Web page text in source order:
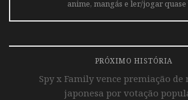
anime, mangás e ler/jogar quase
PRÓXIMO HISTÓRIA
Spy x Family vence premiação de
japonesa por votação